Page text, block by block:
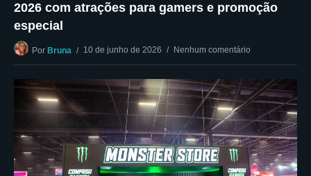
2026 com atrações para gamers e promoção
especial
Por Bruna 10 de junho de 2026 Nenhum comentário